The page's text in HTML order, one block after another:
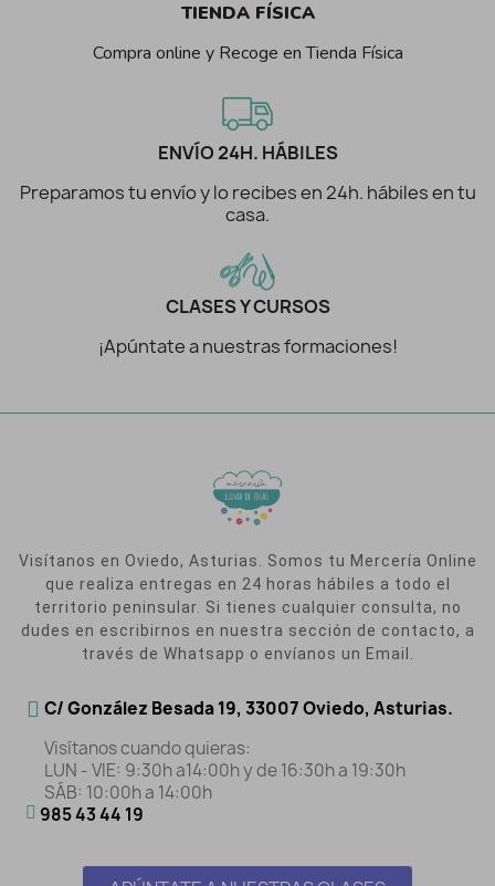
TIENDA FÍSICA
Compra online y Recoge en Tienda Física
ENVÍO 24H. HÁBILES
Preparamos tu envío y lo recibes en 24h. hábiles en tu
casa.
CLASES Y CURSOS
¡Apúntate a nuestras formaciones!
Visítanos en Oviedo, Asturias. Somos tu Mercería Online
que realiza entregas en 24 horas hábiles a todo el
territorio peninsular. Si tienes cualquier consulta, no
dudes en escribirnos en nuestra sección de contacto, a
través de Whatsapp o envíanos un Email.
C/ González Besada 19, 33007 Oviedo, Asturias.
Visítanos cuando quieras:
LUN - VIE: 9:30h a14:00h y de 16:30h a 19:30h
SÁB: 10:00h a 14:00h
985 43 44 19